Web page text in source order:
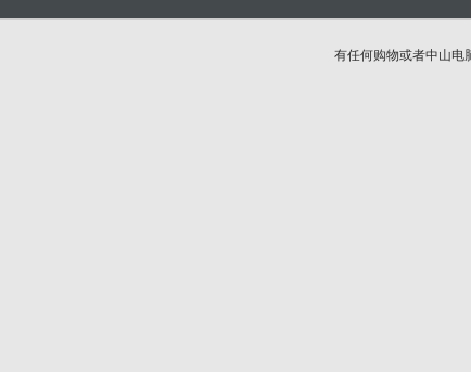
有任何购物或者中山电